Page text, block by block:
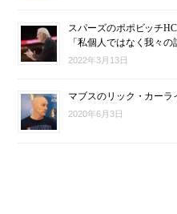
スパーズのポポビッチ
「私個人ではなく我々の
2022年3月13日
マブスのリック・カーラ
2020年6月3日